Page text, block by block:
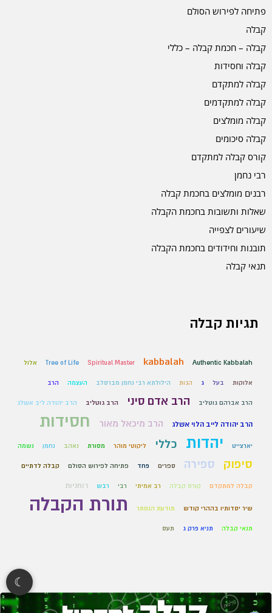
פתיחה לפירוש הסולם
קבלה
קבלה – חכמת קבלה – כללי
קבלה וחסידות
קבלה למתקדם
קבלה למתקדמים
קבלה מומלצים
קבלה סיכומים
קורס קבלה למתקדם
רבי נחמן
רבנים מומלצים בחכמת קבלה
שאלות ותשובות בחכמת הקבלה
שיעורים לצפייה
תובנות וחידודים בחכמת הקבלה
תנאי קבלה
תגיות קבלה
Authentic Kabbalah
kabbalah
Spiritual Master
Tree of Life אלול
אלוקות בעל ג הגות הילולתא רבי נחמן מברסלב העצמה הרב
הרב אברהם גוטליב הרב אדם סיני הרב גוטליב הרב יהודה ליב אשלג
הרב יהודה לייב הלוי אשלג הרב מיכאל מאור חסידות
יארצייט יהדות כללי ליקוטי מוהר מסורת נאהב נחמן נשמה
סיפוק ספירה ספרים פחד פתיחה לפירוש הסולם קבלה לדתיים
קבלה למתקדם קורס קבלה רב אמיתי רבי רבש רוחניות
שיר יסדותיו בההרי קודש תודעת הנסתר תורת הקבלה
תנאי קבלה תניא פרק ג תעס
☾